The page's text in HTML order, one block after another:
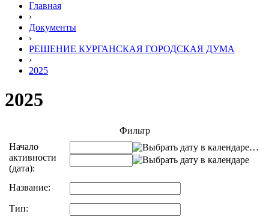
Главная
›
Документы
›
РЕШЕНИЕ КУРГАНСКАЯ ГОРОДСКАЯ ДУМА
›
2025
2025
Фильтр
Начало
активности
(дата):
…
Название:
Тип: